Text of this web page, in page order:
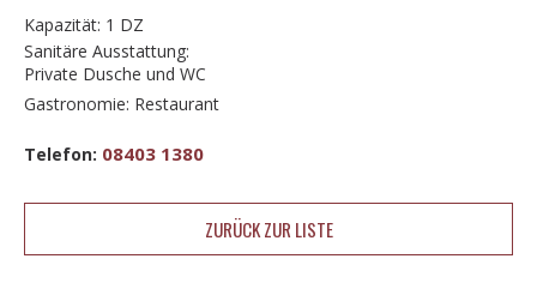
Kapazität: 1 DZ
Sanitäre Ausstattung:
Private Dusche und WC
Gastronomie: Restaurant
Telefon: 08403 1380
ZURÜCK ZUR LISTE